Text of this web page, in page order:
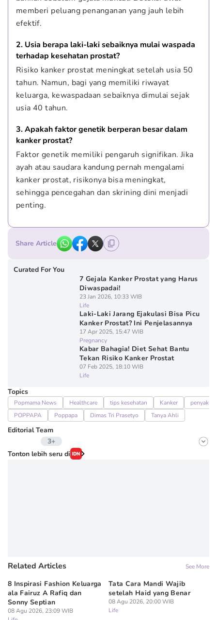
memberi peluang penanganan yang jauh lebih
efektif.
2. Usia berapa laki-laki sebaiknya mulai waspada
terhadap kesehatan prostat?
Risiko kanker prostat meningkat setelah usia 50
tahun. Namun, bagi yang memiliki riwayat
keluarga, kewaspadaan sebaiknya dimulai sejak
usia 40 tahun.
3. Apakah faktor genetik berperan besar dalam
kanker prostat?
Faktor genetik memiliki pengaruh signifikan. Jika
ayah atau saudara kandung pernah mengalami
kanker prostat, risikonya bisa meningkat,
sehingga pencegahan dan skrining dini menjadi
penting.
Share Article
Curated For You
7 Gejala Kanker Prostat yang Harus
Diwaspadai!
23 Jan 2026, 10:33 WIB
Life
Laki-Laki Jarang Ejakulasi Bisa Picu
Kanker Prostat? Ini Penjelasannya
17 Apr 2025, 15:47 WIB
Pregnancy
Kabar Bahagia! Diet Sehat Bantu
Tekan Risiko Kanker Prostat
07 Feb 2025, 18:10 WIB
Life
Topics
Popmama News Healthcare tips kesehatan Kanker
penyakit
POPPAPA
Poppapa Dimas Tri Prasetyo Tanya Ahli
Editorial Team
3+
Editor
Tonton lebih seru di
Related Articles See More
8 Inspirasi Fashion Keluarga
ala Fairuz A Rafiq dan
Sonny Septian
08 Agu 2026, 23:09 WIB
Tata Cara Mandi Wajib
setelah Haid yang Benar
08 Agu 2026, 20:00 WIB
Life